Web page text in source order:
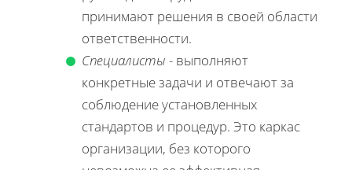
принимают решения в своей области
ответственности.
Специалисты - выполняют
конкретные задачи и отвечают за
соблюдение установленных
стандартов и процедур. Это каркас
организации, без которого